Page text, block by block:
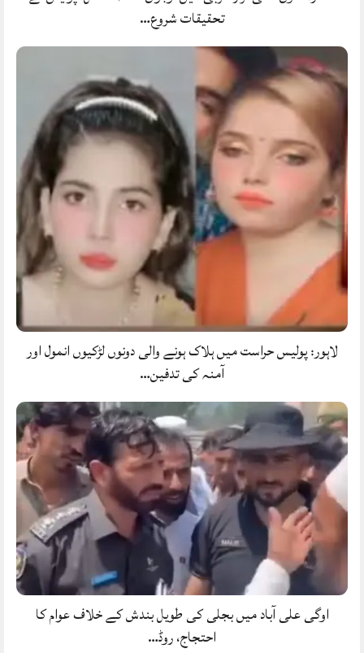
تحقیقات شروع…
لاہور: پولیس حراست میں ہلاک ہونے والی دونوں لڑکیوں انمول اور
آمنہ کی تدفین…
اوگی علی آباد میں بجلی کی طویل بندش کے خلاف عوام کا
احتجاج، روڈ…